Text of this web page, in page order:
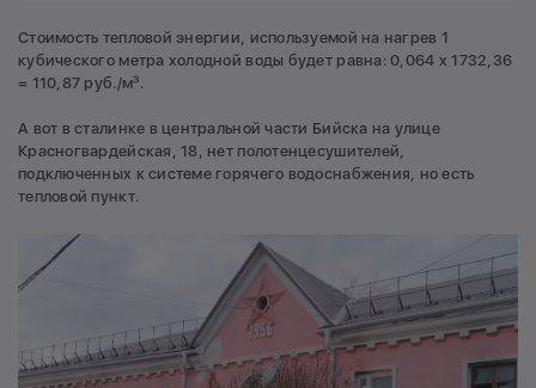
Стоимость тепловой энергии, используемой на нагрев 1
кубического метра холодной воды будет равна: 0,064 х 1732,36
= 110,87 руб./м³.
А вот в сталинке в центральной части Бийска на улице
Красногвардейская, 18, нет полотенцесушителей,
подключенных к системе горячего водоснабжения, но есть
тепловой пункт.